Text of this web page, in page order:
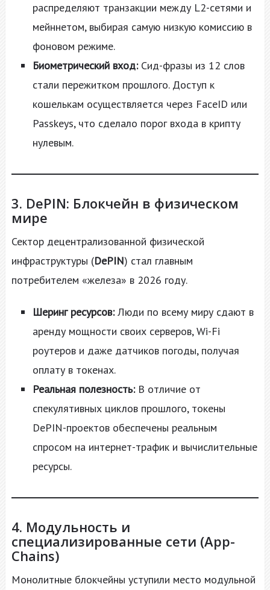
распределяют транзакции между L2-сетями и
мейннетом, выбирая самую низкую комиссию в
фоновом режиме.
Биометрический вход:Сид-фразы из 12 слов
стали пережитком прошлого. Доступ к
кошелькам осуществляется через FaceID или
Passkeys, что сделало порог входа в крипту
нулевым.
3. DePIN: Блокчейн в физическом
мире
Сектор децентрализованной физической
инфраструктуры (DePIN) стал главным
потребителем «железа» в 2026 году.
Шеринг ресурсов:Люди по всему миру сдают в
аренду мощности своих серверов, Wi-Fi
роутеров и даже датчиков погоды, получая
оплату в токенах.
Реальная полезность:В отличие от
спекулятивных циклов прошлого, токены
DePIN-проектов обеспечены реальным
спросом на интернет-трафик и вычислительные
ресурсы.
4. Модульность и
специализированные сети (App-
Chains)
Монолитные блокчейны уступили место модульной